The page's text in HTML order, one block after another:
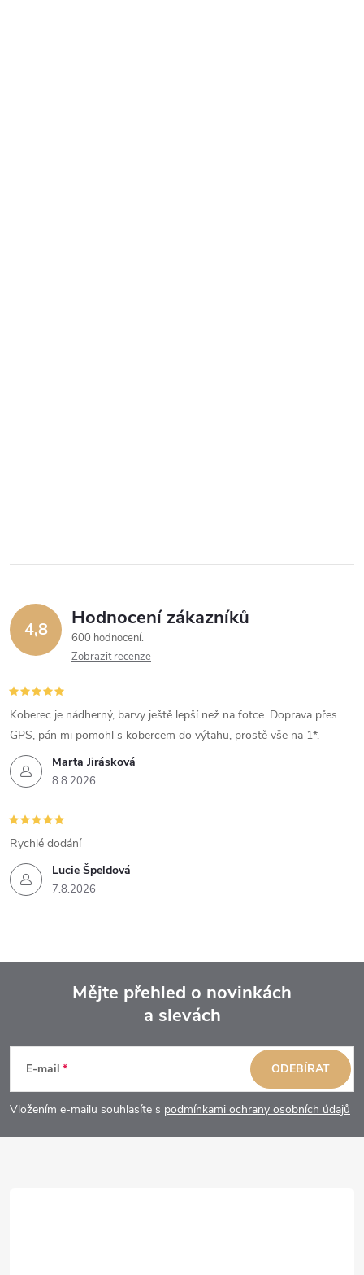
4,8 Hodnocení zákazníků
600 hodnocení
Zobrazit recenze
Marta Jirásková
8.8.2026
Koberec je nádherný, barvy ještě lepší než na fotce. Doprava přes
GPS, pán mi pomohl s kobercem do výtahu, prostě vše na 1*.
Lucie Špeldová
7.8.2026
Rychlé dodání
p
a
Mějte přehled o novinkách
a slevách
E-mail
Vložením e-mailu souhlasíte s podmínkami ochrany osobních údajů
ODEBÍRAT